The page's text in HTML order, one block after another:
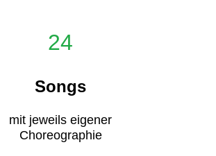
24
Songs
mit jeweils eigener
Choreographie